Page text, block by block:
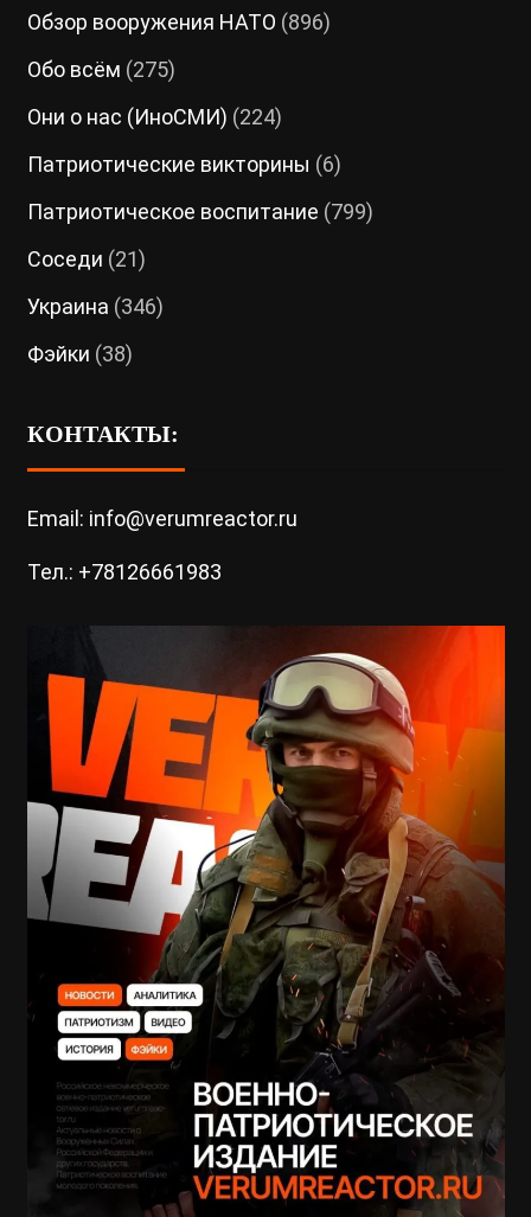
Обзор вооружения НАТО (896)
Обо всём (275)
Они о нас (ИноСМИ) (224)
Патриотические викторины (6)
Патриотическое воспитание (799)
Соседи (21)
Украина (346)
Фэйки (38)
КОНТАКТЫ:
Email: info@verumreactor.ru
Тел.: +78126661983